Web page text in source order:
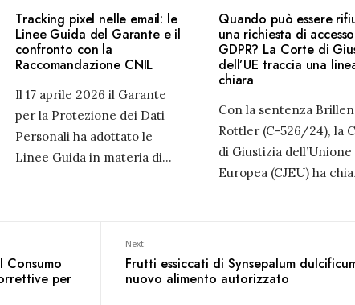
Tracking pixel nelle email: le
Linee Guida del Garante e il
confronto con la
Raccomandazione CNIL
Il 17 aprile 2026 il Garante
per la Protezione dei Dati
Personali ha adottato le
Linee Guida in materia di...
Quando può essere
una richiesta di accesso
GDPR? La Corte di
dell’UE traccia una
chiara
Con la sentenza Brillen
Rottler (C-526/24), la
di Giustizia dell’Unione
Europea (CJEU) ha
per
Next:
Frutti essiccati di Synsepalum
nuovo alimento autorizzato